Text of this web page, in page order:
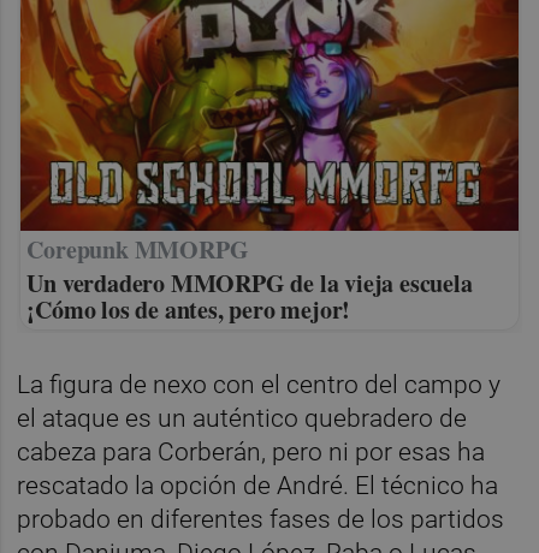
Corepunk MMORPG
Un verdadero MMORPG de la vieja escuela
¡Cómo los de antes, pero mejor!
La figura de nexo con el centro del campo y
el ataque es un auténtico quebradero de
cabeza para Corberán, pero ni por esas ha
rescatado la opción de André. El técnico ha
probado en diferentes fases de los partidos